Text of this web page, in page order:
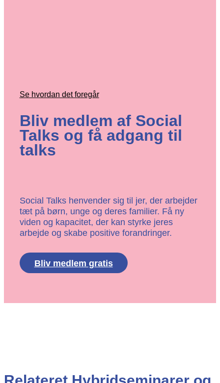
Se hvordan det foregår
Bliv medlem af Social
Talks og få adgang til
talks
Social Talks henvender sig til jer, der arbejder
tæt på børn, unge og deres familier. Få ny
viden og kapacitet, der kan styrke jeres
arbejde og skabe positive forandringer.
Bliv medlem gratis